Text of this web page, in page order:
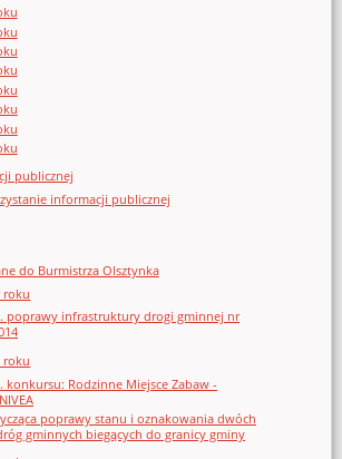
publicznej
informacji publicznej
do Burmistrza Olsztynka
roku
poprawy infrastruktury drogi gminnej nr
roku
konkursu: Rodzinne Miejsce Zabaw -
poprawy stanu i oznakowania dwóch
gminnych biegących do granicy gminy